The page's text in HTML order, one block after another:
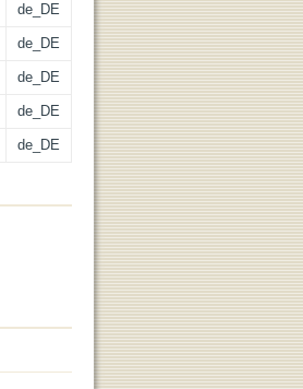
de_DE
de_DE
de_DE
de_DE
de_DE